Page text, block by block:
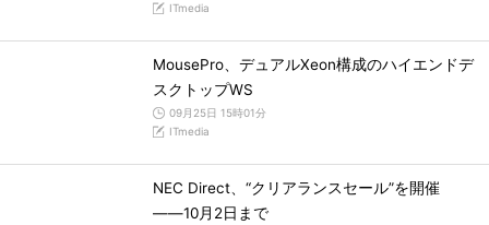
ITmedia
MousePro、デュアルXeon構成のハイエンドデ
スクトップWS
09月25日 15時01分
ITmedia
NEC Direct、“クリアランスセール”を開催
――10月2日まで